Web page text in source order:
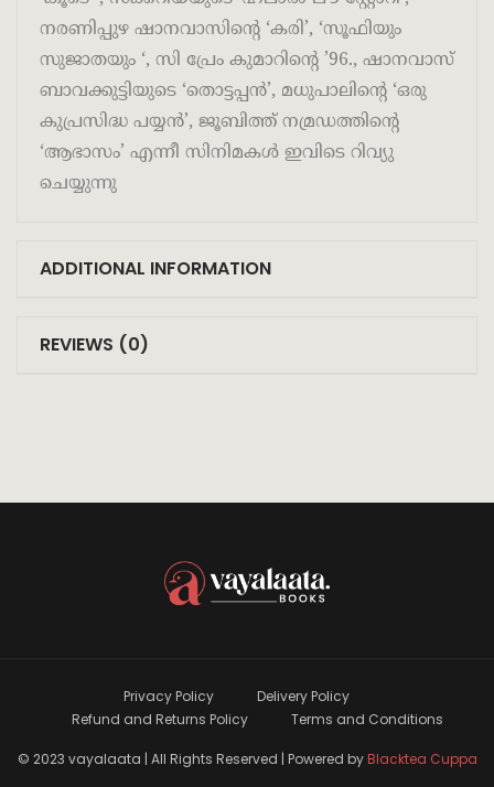
നരണിപ്പുഴ ഷാനവാസിൻ്റെ ‘കരി’, ‘സൂഫിയും
സുജാതയും ‘, സി പ്രേം കുമാറിൻ്റെ ’96., ഷാനവാസ്
ബാവക്കുട്ടിയുടെ ‘തൊട്ടപ്പൻ’, മധുപാലിൻ്റെ ‘ഒരു
കുപ്രസിദ്ധ പയ്യൻ’, ജൂബിത്ത് നമ്രഡത്തിൻ്റെ
‘ആഭാസം’ എന്നീ സിനിമകൾ ഇവിടെ റിവ്യു
ചെയ്യുന്നു
ADDITIONAL INFORMATION
REVIEWS (0)
© 2023 vayalaata | All Rights Reserved | Powered byBlacktea Cuppa
Privacy Policy
Delivery Policy
Refund and Returns Policy
Terms and Conditions